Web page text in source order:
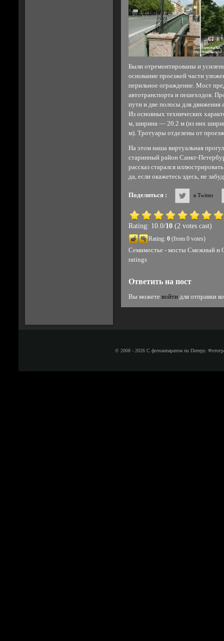
Были отремонтированы и
основание проезжей части
перильное ограждение. Мост
автотранспорта и пешеходов.
пути и две полосы для движения
Из основных технических
м, ширина — 20.2 м (из них
м). Тротуары отделены от
На этом наша виртуальная
старинный район Санкт-
рассказ старался
да, если окажетесь здесь, не
Поделиться : в Twitter
Rating: 10.0/10(2 votes cast)
Rating: 0(from 0 votes)
Семимостье - мосты Смежный и
ratings
Ответить на пост
Вы можете войтидля отправки
© 2008 - 2026 С фотоаппаратом по Питеру.